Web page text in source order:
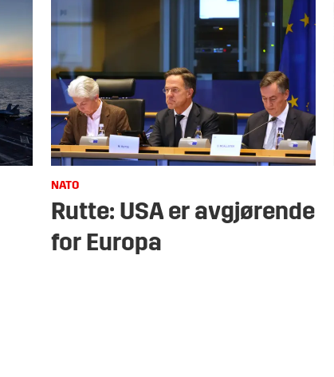
NATO
Rutte: USA er avgjørende
for Europa